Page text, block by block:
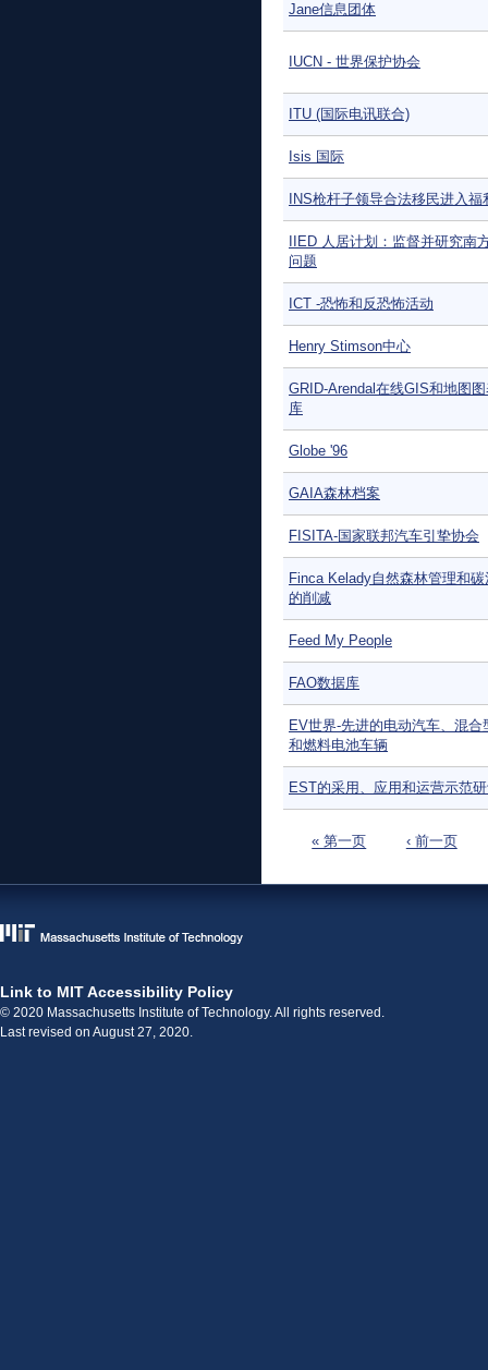
Jane信息团体
IUCN - 世界保护协会
ITU (国际电讯联合)
Isis 国际
INS枪杆子领导合法移民进入福
IIED 人居计划：监督并研究南
问题
ICT -恐怖和反恐怖活动
Henry Stimson中心
GRID-Arendal在线GIS和地图
库
Globe '96
GAIA森林档案
FISITA-国家联邦汽车引挚协会
Finca Kelady自然森林管理和
的削减
Feed My People
FAO数据库
EV世界-先进的电动汽车、混合
和燃料电池车辆
EST的采用、应用和运营示范
« 第一页 ‹ 前一页
Link to MIT Accessibility Policy
© 2020 Massachusetts Institute of Technology. All rights reserved.
Last revised on August 27, 2020.